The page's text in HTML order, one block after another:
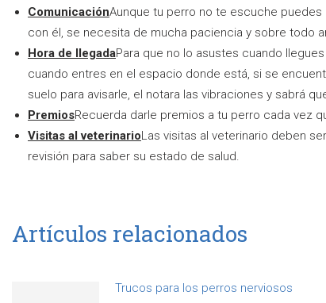
ComunicaciónAunque tu perro no te escuche
con él, se necesita de mucha paciencia y sobre todo
Hora de llegadaPara que no lo asustes cuando
cuando entres en el espacio donde está, si se
suelo para avisarle, el notara las vibraciones y sabrá
PremiosRecuerda darle premios a tu perro cada vez
Visitas al veterinarioLas visitas al veterinario deben
revisión para saber su estado de salud.
Artículos relacionados
Trucos para los perros nerviosos